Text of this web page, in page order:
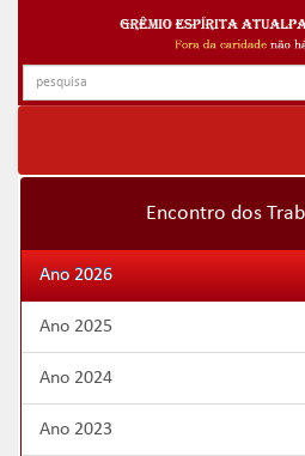
Encontro dos
Ano 2026
Ano 2025
Ano 2024
Ano 2023